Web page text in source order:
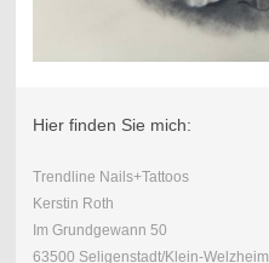
Hier finden Sie mich:
Trendline Nails+Tattoos
Kerstin Roth
Im Grundgewann 50
63500 Seligenstadt/Klein-Welzheim